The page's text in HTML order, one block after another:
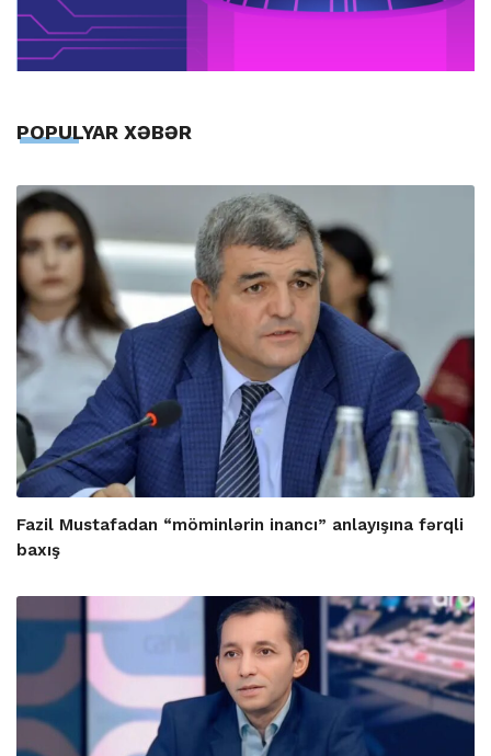
POPULYAR XƏBƏR
Fazil Mustafadan “möminlərin inancı” anlayışına fərqli
baxış